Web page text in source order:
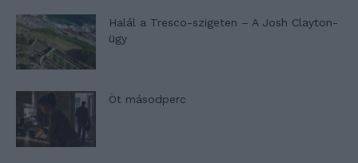
Halál a Tresco-szigeten – A Josh Clayton-
ügy
Öt másodperc